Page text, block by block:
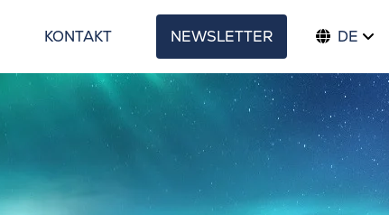
KONTAKT NEWSLETTER DE